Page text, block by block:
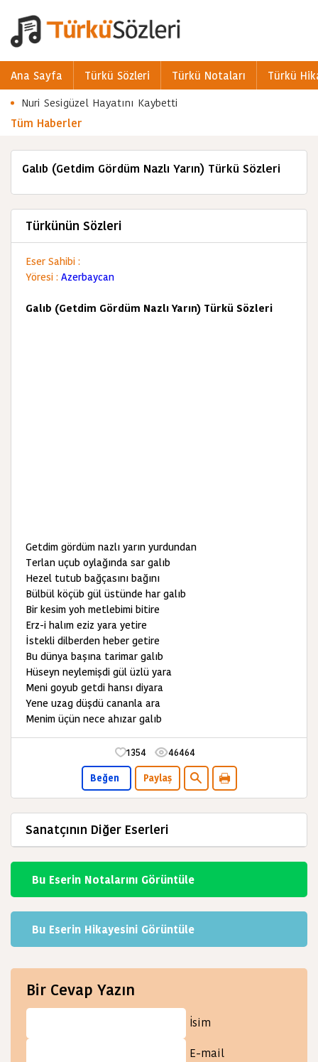
Ana Sayfa Türkü Sözleri Türkü Notaları
Türkü
Nuri Sesigüzel Hayatını Kaybetti
Tüm Haberler
Galıb (Getdim Gördüm Nazlı Yarın) Türkü Sözleri
Türkünün Sözleri
Eser Sahibi :
Yöresi : Azerbaycan
Galıb (Getdim Gördüm Nazlı Yarın) Türkü Sözleri
Getdim gördüm nazlı yarın yurdundan
Terlan uçub oylağında sar galıb
Hezel tutub bağçasını bağını
Bülbül köçüb gül üstünde har galıb
Bir kesim yoh metlebimi bitire
Erz-i halım eziz yara yetire
İstekli dilberden heber getire
Bu dünya başına tarimar galıb
Hüseyn neylemişdi gül üzlü yara
Meni goyub getdi hansı diyara
Yene uzag düşdü cananla ara
Menim üçün nece ahızar galıb
1354 46464
Beğen Paylaş
Sanatçının Diğer Eserleri
Bu Eserin Notalarını Görüntüle
Bu Eserin Hikayesini Görüntüle
Bir Cevap Yazın
İsim
E-mail